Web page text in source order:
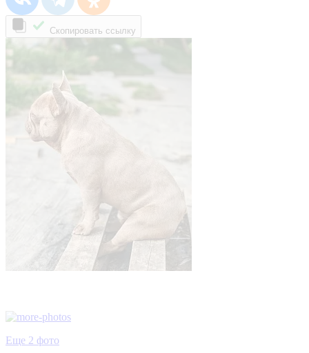
Скопировать ссылку
Еще 2 фото